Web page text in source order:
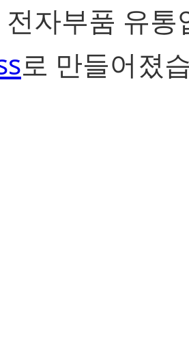
자부품 유
로 만들어졌